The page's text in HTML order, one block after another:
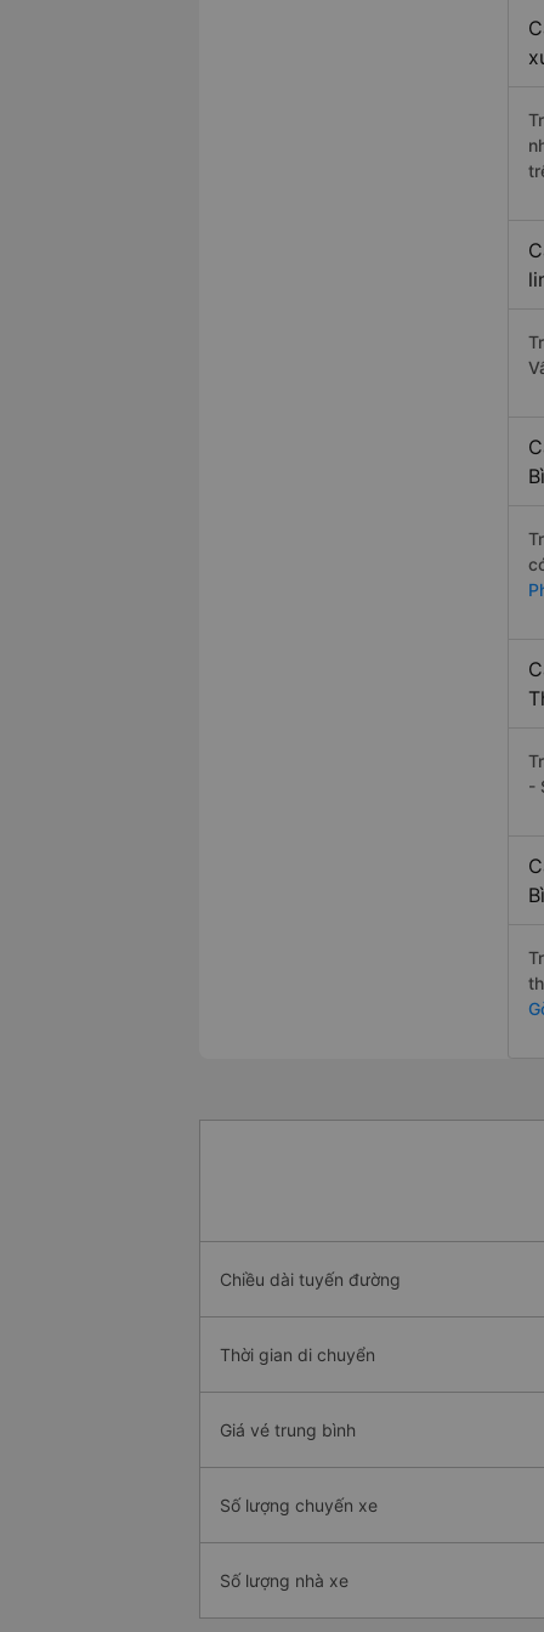
-
Chiều dài tuyến đường
Thời gian di chuyển
Giá vé trung bình
Số lượng chuyến xe
Số lượng nhà xe